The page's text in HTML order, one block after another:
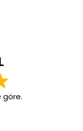
göre.